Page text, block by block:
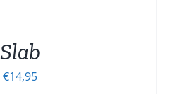
Slab
€14,95